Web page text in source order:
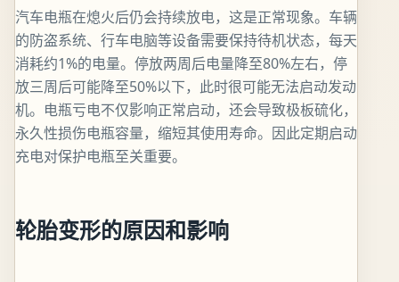
汽车电瓶在熄火后仍会持续放电，这是正常现象。车辆
的防盗系统、行车电脑等设备需要保持待机状态，每天
消耗约1%的电量。停放两周后电量降至80%左右，停
放三周后可能降至50%以下，此时很可能无法启动发动
机。电瓶亏电不仅影响正常启动，还会导致极板硫化，
永久性损伤电瓶容量，缩短其使用寿命。因此定期启动
充电对保护电瓶至关重要。
轮胎变形的原因和影响